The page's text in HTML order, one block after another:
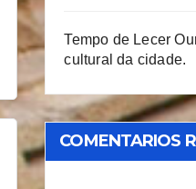
Tempo de Lecer
cultural da cidade.
COMENTARIOS